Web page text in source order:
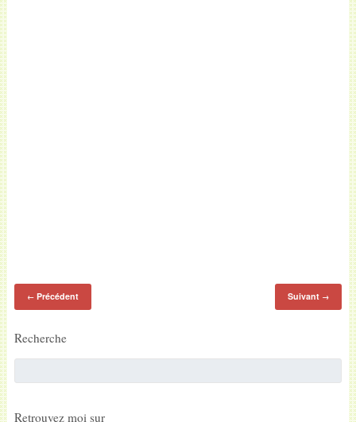
←Précédent Suivant →
Recherche
Retrouvez moi sur